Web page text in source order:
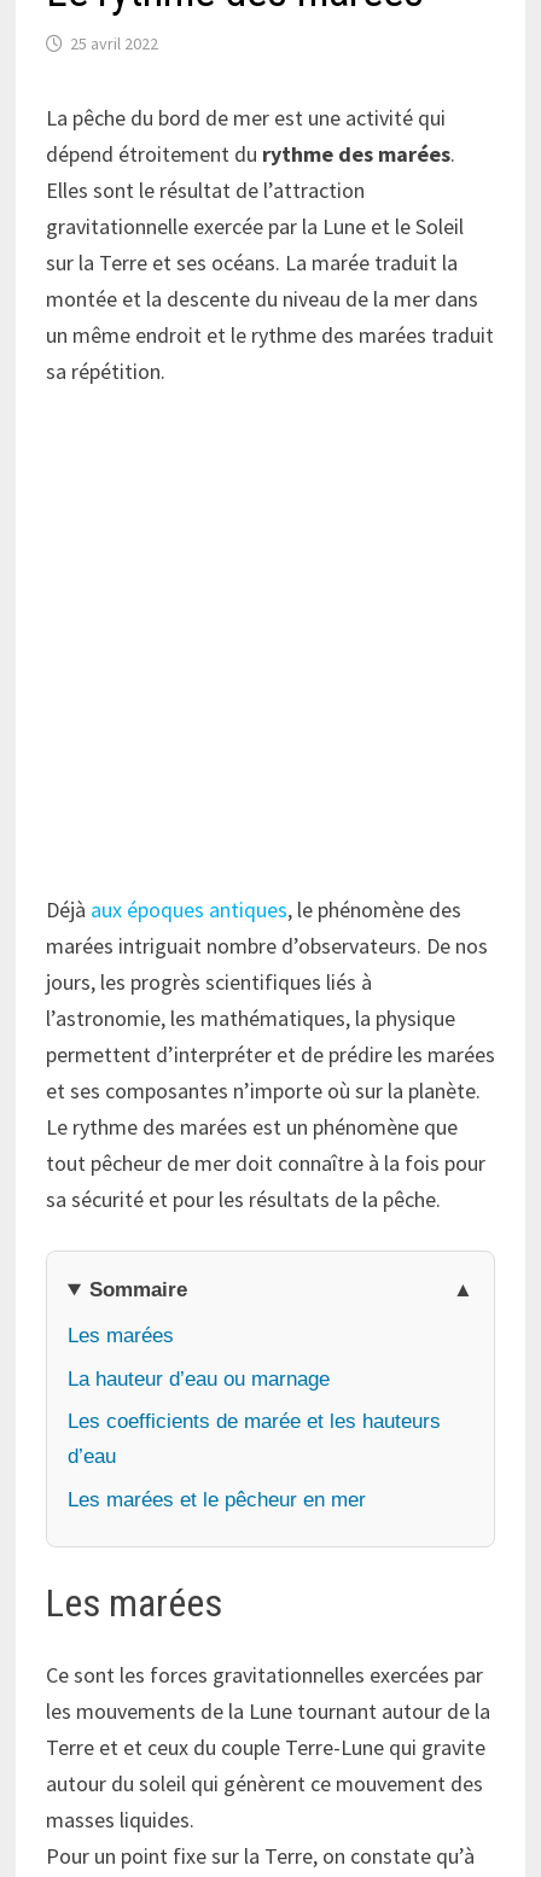
25 avril 2022
La pêche du bord de mer est une activité qui
dépend étroitement du rythme des marées.
Elles sont le résultat de l’attraction
gravitationnelle exercée par la Lune et le Soleil
sur la Terre et ses océans. La marée traduit la
montée et la descente du niveau de la mer dans
un même endroit et le rythme des marées traduit
sa répétition.
Déjà aux époques antiques, le phénomène des
marées intriguait nombre d’observateurs. De nos
jours, les progrès scientifiques liés à
l’astronomie, les mathématiques, la physique
permettent d’interpréter et de prédire les marées
et ses composantes n’importe où sur la planète.
Le rythme des marées est un phénomène que
tout pêcheur de mer doit connaître à la fois pour
sa sécurité et pour les résultats de la pêche.
Sommaire
Les marées
La hauteur d’eau ou marnage
Les coefficients de marée et les hauteurs
d’eau
Les marées et le pêcheur en mer
Les marées
Ce sont les forces gravitationnelles exercées par
les mouvements de la Lune tournant autour de la
Terre et et ceux du couple Terre-Lune qui gravite
autour du soleil qui génèrent ce mouvement des
masses liquides.
Pour un point fixe sur la Terre, on constate qu’à